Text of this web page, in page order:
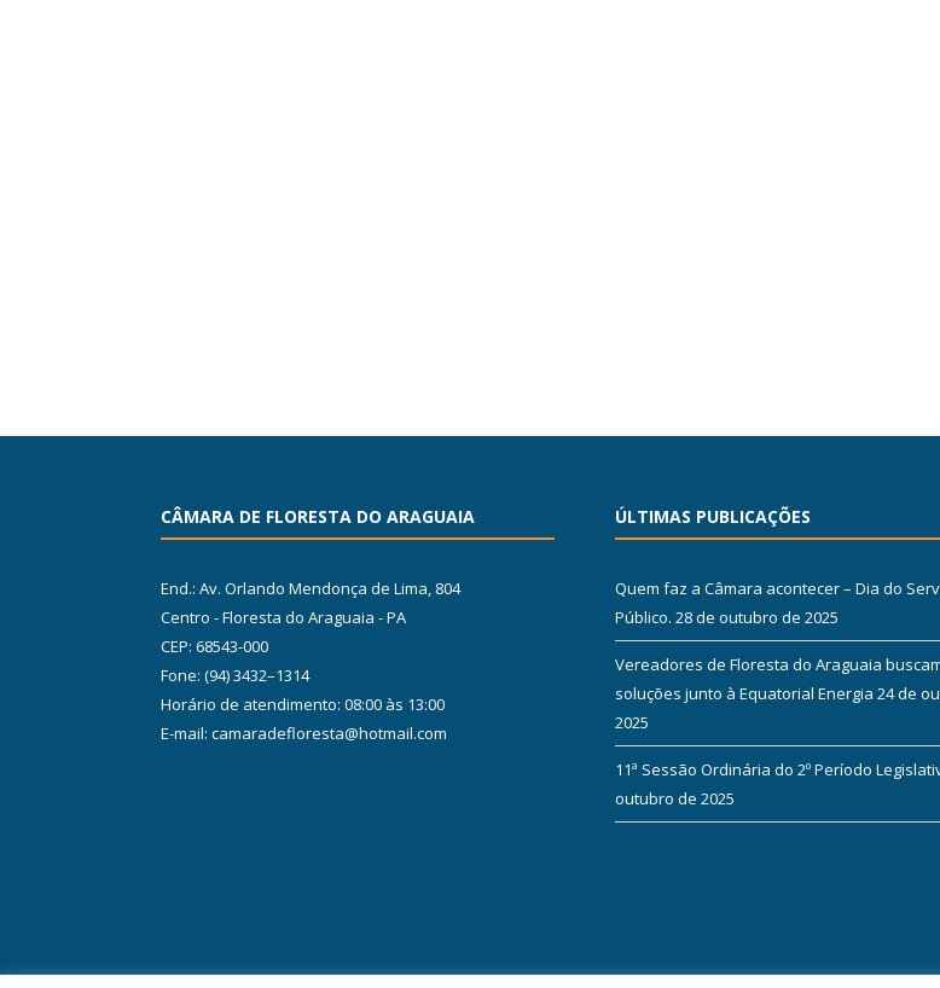
CÂMARA DE FLORESTA DO ARAGUAIA
End.: Av. Orlando Mendonça de Lima, 804
Centro - Floresta do Araguaia - PA
CEP: 68543-000
Fone: (94) 3432–1314
Horário de atendimento: 08:00 às 13:00
E-mail: camaradefloresta@hotmail.com
ÚLTIMAS PUBLICAÇÕES
Quem faz a Câmara acontecer – Dia do
Público. 28 de outubro de 2025
Vereadores de Floresta do Araguaia
soluções junto à Equatorial Energia 24 de
2025
11ª Sessão Ordinária do 2º Período
outubro de 2025